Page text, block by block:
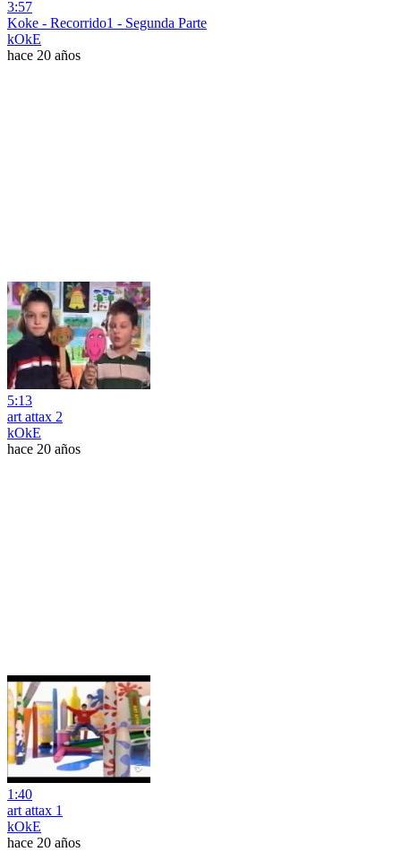
3:57
Koke - Recorrido1 - Segunda Parte
kOkE
hace 20 años
5:13
art attax 2
kOkE
hace 20 años
1:40
art attax 1
kOkE
hace 20 años